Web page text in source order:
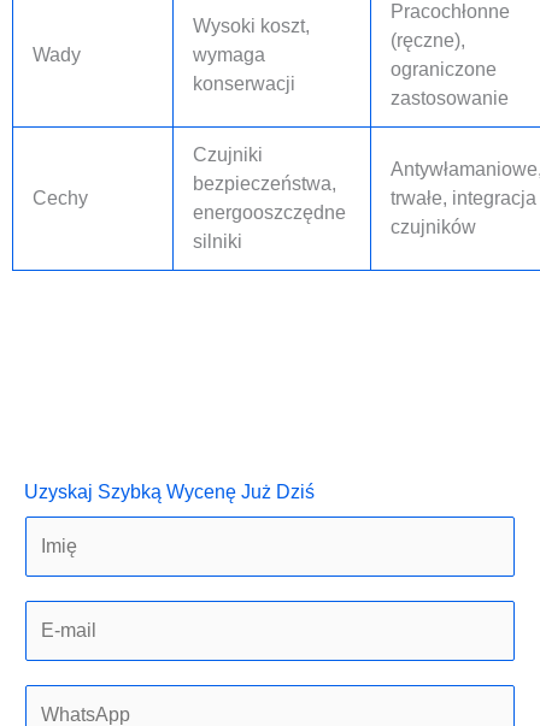
Wady
Wysoki koszt,
wymaga
konserwacji
Pracochłonne
(ręczne),
ograniczone
zastosowanie
Cechy
Czujniki
bezpieczeństwa,
energooszczędne
silniki
trwałe, integracja
czujników
Uzyskaj Szybką Wycenę Już Dziś